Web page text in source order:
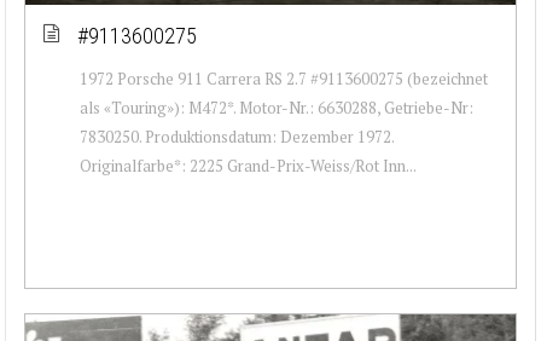
#9113600275
1972 Porsche 911 Carrera RS 2.7 #9113600275 (bezeichnet
als «Touring»): M472*. Motor-Nr.: 6630288, Getriebe-Nr:
7830250. Produktionsdatum: Dezember 1972.
Originalfarbe*: 2225 Grand-Prix-Weiss/Rot Inn...